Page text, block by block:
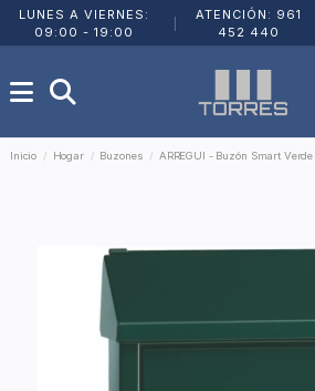
LUNES A VIERNES:
09:00 - 19:00
ATENCIÓN: 961
452 440
Inicio Hogar Buzones ARREGUI - Buzón Smart